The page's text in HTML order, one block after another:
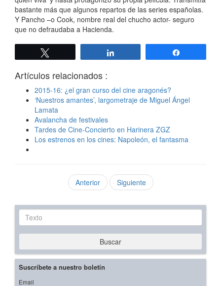
bastante más que algunos repartos de las series españolas.
Y Pancho –o Cook, nombre real del chucho actor- seguro
que no defraudaba a Hacienda.
Artículos relacionados :
2015-16: ¿el gran curso del cine aragonés?
‘Nuestros amantes’, largometraje de Miguel Ángel
Lamata
Avalancha de festivales
Tardes de Cine-Concierto en Harinera ZGZ
Los estrenos en los cines: Napoleón, el fantasma
Anterior Siguiente
Texto
Buscar
Suscríbete a nuestro boletín
Email